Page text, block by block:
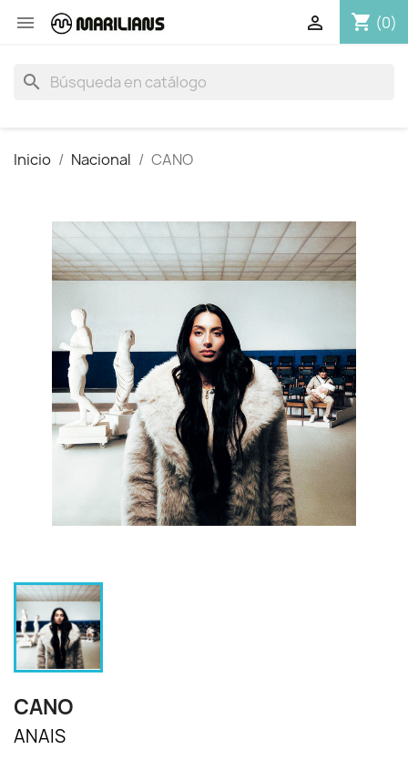
 shopping_cart (0)

search
Inicio Nacional CANO
CANO
ANAIS